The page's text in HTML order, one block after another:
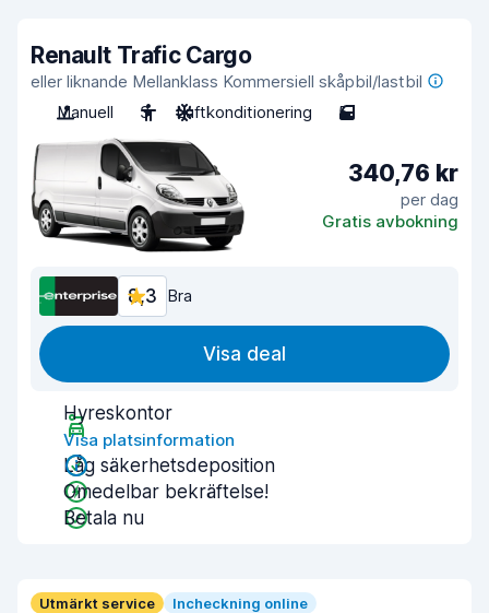
Renault Trafic Cargo
eller liknande Mellanklass Kommersiell skåpbil/lastbil
Manuell
3 Luftkonditionering 5
340,76 kr
per dag
Gratis avbokning
8,3 Bra
Visa deal
Hyreskontor
Visa platsinformation
Låg säkerhetsdeposition
Omedelbar bekräftelse!
Betala nu
Utmärkt service Incheckning online